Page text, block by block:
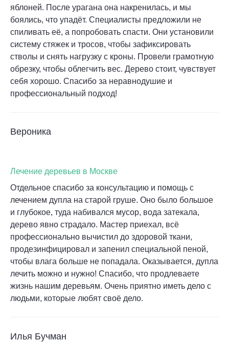
яблоней. После урагана она накренилась, и мы
боялись, что упадёт. Специалисты предложили не
спиливать её, а попробовать спасти. Они установили
систему стяжек и тросов, чтобы зафиксировать
стволы и снять нагрузку с кроны. Провели грамотную
обрезку, чтобы облегчить вес. Дерево стоит, чувствует
себя хорошо. Спасибо за неравнодушие и
профессиональный подход!
Вероника
Лечение деревьев в Москве
Отдельное спасибо за консультацию и помощь с
лечением дупла на старой груше. Оно было большое
и глубокое, туда набивался мусор, вода затекала,
дерево явно страдало. Мастер приехал, всё
профессионально вычистил до здоровой ткани,
продезинфицировал и запенил специальной пеной,
чтобы влага больше не попадала. Оказывается, дупла
лечить можно и нужно! Спасибо, что продлеваете
жизнь нашим деревьям. Очень приятно иметь дело с
людьми, которые любят своё дело.
Илья Бучман